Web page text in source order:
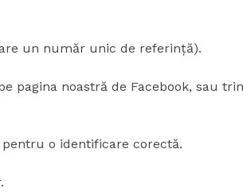
un număr unic de referință).
pagina noastră de Facebook, sau
o identificare corectă.